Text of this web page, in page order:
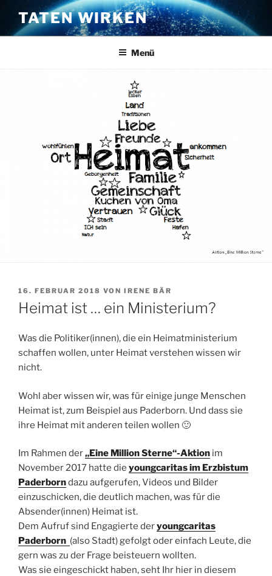
Inhalt
springen
TATEN WIRKEN
Menü
VERÖFFENTLICHT
AM
16. FEBRUAR 2018 VON IRENE BÄR
Heimat ist … ein Ministerium?
Was die Politiker(innen), die ein Heimatministerium
schaffen wollen, unter Heimat verstehen wissen wir
nicht.
Wohl aber wissen wir, was für einige junge Menschen
Heimat ist, zum Beispiel aus Paderborn. Und dass sie
ihre Heimat mit anderen teilen wollen 🙂
Im Rahmen der„Eine Million Sterne“-Aktion im
November 2017 hatte die youngcaritas im Erzbistum
Paderborndazu aufgerufen, Videos und Bilder
einzuschicken, die deutlich machen, was für die
Absender(innen) Heimat ist.
Dem Aufruf sind Engagierte deryoungcaritas
Paderborn (also Stadt) gefolgt oder einfach Leute, die
gern was zu der Frage beisteuern wollten.
Was sie eingeschickt haben, seht Ihr hier in diesem